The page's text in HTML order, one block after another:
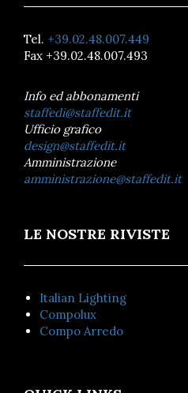
Tel. +39.02.48.007.449
Fax +39.02.48.007.493
Info ed abbonamenti
staffedi@staffedit.it
Ufficio grafico
design@staffedit.it
Amministrazione
amministrazione@staffedit.it
LE NOSTRE RIVISTE
Italian Lighting
Compolux
Compo Arredo